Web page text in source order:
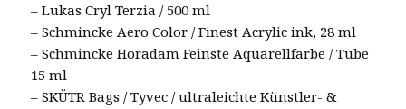
– Lukas Cryl Terzia / 500 ml
– Schmincke Aero Color / Finest Acrylic ink, 28 ml
– Schmincke Horadam Feinste Aquarellfarbe / Tube
15 ml
– SKÜTR Bags / Tyvec / ultraleichte Künstler- &